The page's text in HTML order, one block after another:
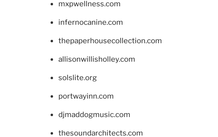
mxpwellness.com
infernocanine.com
thepaperhousecollection.com
allisonwillisholley.com
solslite.org
portwayinn.com
djmaddogmusic.com
thesoundarchitects.com